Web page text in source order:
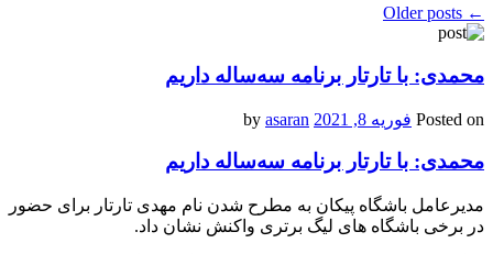
←
محمدی: با تارتار برنامه سه‌ساله داریم
Posted on فوریه 8, 2021 asaran
محمدی: با تارتار برنامه سه‌ساله داریم
مدیرعامل باشگاه پیکان به مطرح شدن نام مهدی تارتار برای حضور
در برخی باشگاه های لیگ برتری واکنش نشان داد.